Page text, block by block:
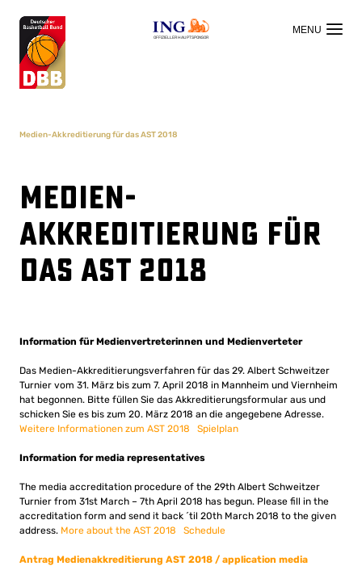
OFFIZIELLER HAUPTSPONSOR
Medien-Akkreditierung für das AST 2018
Medien-
Akkreditierung für
das AST 2018
Information für Medienvertreterinnen und Medienverteter
Das Medien-Akkreditierungsverfahren für das 29. Albert Schweitzer
Turnier vom 31. März bis zum 7. April 2018 in Mannheim und Viernheim
hat begonnen. Bitte füllen Sie das Akkreditierungsformular aus und
schicken Sie es bis zum 20. März 2018 an die angegebene Adresse.
Weitere Informationen zum AST 2018
Spielplan
Information for media representatives
The media accreditation procedure of the 29th Albert Schweitzer
Turnier from 31st March – 7th April 2018 has begun. Please fill in the
accreditation form and send it back ´til 20th March 2018 to the given
address. More about the AST 2018 Schedule
Antrag Medienakkreditierung AST 2018 / application media